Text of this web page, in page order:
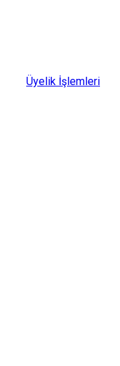
Üyelik İşlemleri